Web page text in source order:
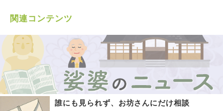
関連コンテンツ
誰にも見られず、お坊さんにだけ相談